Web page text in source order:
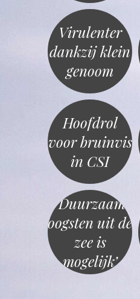
Virulenter
dankzij klein
genoom
Hoofdrol
voor bruinvis
in CSI
‘Duurzaam
oogsten uit de
zee is
mogelijk’